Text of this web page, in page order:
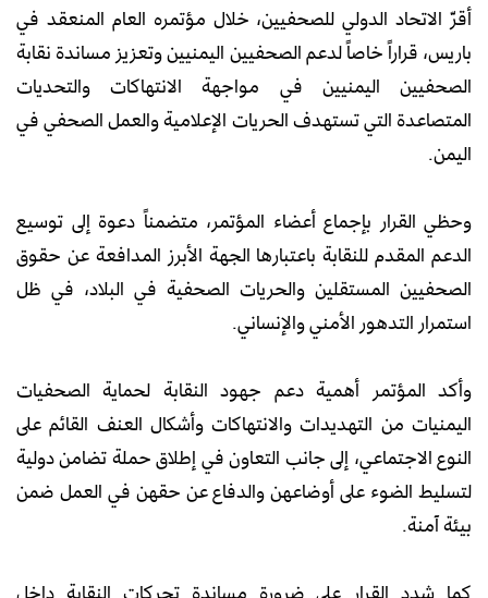
أقرّ الاتحاد الدولي للصحفيين، خلال مؤتمره العام المنعقد في
باريس، قراراً خاصاً لدعم الصحفيين اليمنيين وتعزيز مساندة نقابة
الصحفيين اليمنيين في مواجهة الانتهاكات والتحديات
المتصاعدة التي تستهدف الحريات الإعلامية والعمل الصحفي في
اليمن.
وحظي القرار بإجماع أعضاء المؤتمر، متضمناً دعوة إلى توسيع
الدعم المقدم للنقابة باعتبارها الجهة الأبرز المدافعة عن حقوق
الصحفيين المستقلين والحريات الصحفية في البلاد، في ظل
استمرار التدهور الأمني والإنساني.
وأكد المؤتمر أهمية دعم جهود النقابة لحماية الصحفيات
اليمنيات من التهديدات والانتهاكات وأشكال العنف القائم على
النوع الاجتماعي، إلى جانب التعاون في إطلاق حملة تضامن دولية
لتسليط الضوء على أوضاعهن والدفاع عن حقهن في العمل ضمن
بيئة آمنة.